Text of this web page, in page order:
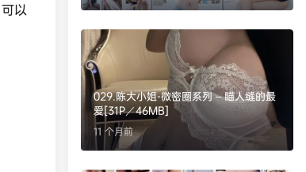
以
029.陈大小姐-微密圈系列 – 瞄人缝的最
爱[31P／46MB]
11 个月前